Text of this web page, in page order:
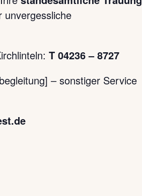
T 04236 – 8727
– sonstiger Service